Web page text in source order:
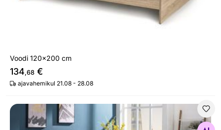
Voodi 120x200 cm
134,68 €
ajavahemikul 21.08 - 28.08
Voodi pesukastiga 160x200 cm